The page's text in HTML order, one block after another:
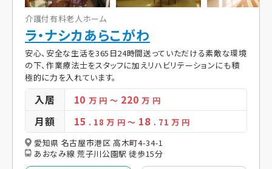
介護付有料老人ホーム
ラ・ナシカあらこがわ
安心、安全な生活を365日24時間送っていただける素敵な環境
の下、作業療法士をスタッフに加えリハビリテーションにも積
極的に力を入れています。
入居 10万 円 ～ 220万 円
月額 15 . 18万 円 ～ 18 . 71 万 円
愛知県 名古屋市港区 高木町4-34-1
あおなみ線 荒子川公園駅 徒歩15分